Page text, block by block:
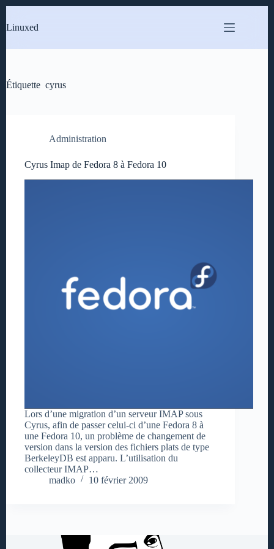
au
contenu
Linuxed
Étiquette cyrus
Administration
Cyrus Imap de Fedora 8 à Fedora 10
Lors d’une migration d’un serveur IMAP sous
Cyrus, afin de passer celui-ci d’une Fedora 8 à
une Fedora 10, un problème de changement de
version dans la version des fichiers plats de type
BerkeleyDB est apparu. L’utilisation du
collecteur IMAP…
madko
10 février 2009